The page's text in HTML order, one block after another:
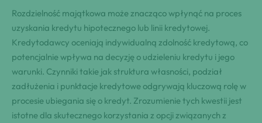
Rozdzielność majątkowa może znacząco wpłynąć na proces
uzyskania kredytu hipotecznego lub linii kredytowej.
Kredytodawcy oceniają indywidualną zdolność kredytową, co
potencjalnie wpływa na decyzję o udzieleniu kredytu i jego
warunki. Czynniki takie jak struktura własności, podział
zadłużenia i punktacje kredytowe odgrywają kluczową rolę w
procesie ubiegania się o kredyt. Zrozumienie tych kwestii jest
istotne dla skutecznego korzystania z opcji związanych z